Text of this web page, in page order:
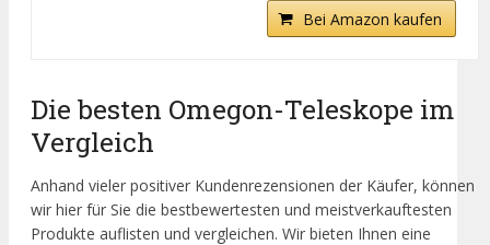
Bei Amazon kaufen
Die besten Omegon-Teleskope im
Vergleich
Anhand vieler positiver Kundenrezensionen der Käufer, können
wir hier für Sie die bestbewertesten und meistverkauftesten
Produkte auflisten und vergleichen. Wir bieten Ihnen eine